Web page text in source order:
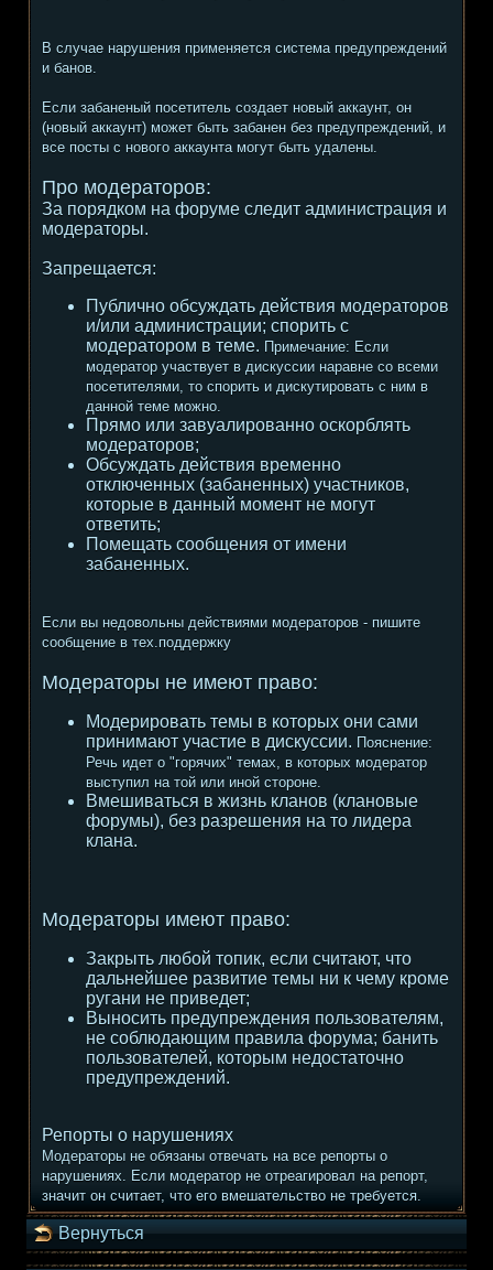
В случае нарушения применяется система предупреждений
и банов.
Если забаненый посетитель создает новый аккаунт, он
(новый аккаунт) может быть забанен без предупреждений, и
все посты с нового аккаунта могут быть удалены.
Про модераторов:
За порядком на форуме следит администрация и
модераторы.
Запрещается:
Публично обсуждать действия модераторов
и/или администрации; спорить с
модератором в теме. Примечание: Если
модератор участвует в дискуссии наравне со всеми
посетителями, то спорить и дискутировать с ним в
данной теме можно.
Прямо или завуалированно оскорблять
модераторов;
Обсуждать действия временно
отключенных (забаненных) участников,
которые в данный момент не могут
ответить;
Помещать сообщения от имени
забаненных.
Если вы недовольны действиями модераторов - пишите
сообщение в тех.поддержку
Модераторы не имеют право:
Модерировать темы в которых они сами
принимают участие в дискуссии. Пояснение:
Речь идет о "горячих" темах, в которых модератор
выступил на той или иной стороне.
Вмешиваться в жизнь кланов (клановые
форумы), без разрешения на то лидера
клана.
Модераторы имеют право:
Закрыть любой топик, если считают, что
дальнейшее развитие темы ни к чему кроме
ругани не приведет;
Выносить предупреждения пользователям,
не соблюдающим правила форума; банить
пользователей, которым недостаточно
предупреждений.
Репорты о нарушениях
Модераторы не обязаны отвечать на все репорты о
нарушениях. Если модератор не отреагировал на репорт,
значит он считает, что его вмешательство не требуется.
Вернуться